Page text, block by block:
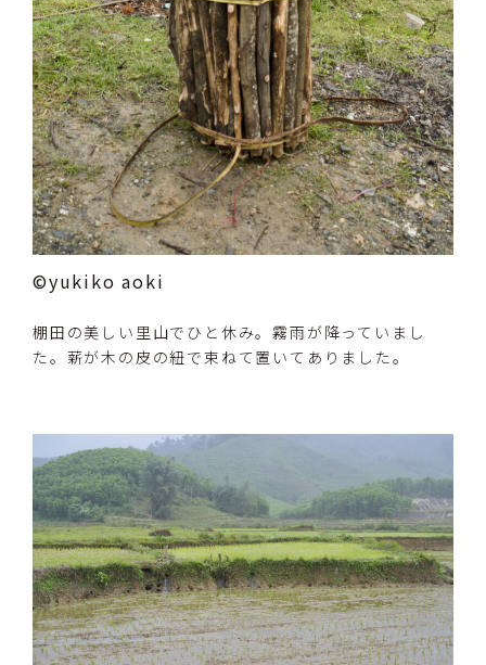
©yukiko aoki
棚田の美しい里山でひと休み。霧雨が降っていまし
た。薪が木の皮の紐で束ねて置いてありました。